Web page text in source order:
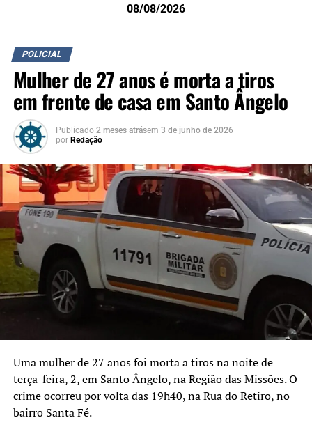
08/08/2026
POLICIAL
Mulher de 27 anos é morta a tiros
em frente de casa em Santo Ângelo
Publicado 2 meses atrásem 3 de junho de 2026
por Redação
Uma mulher de 27 anos foi morta a tiros na noite de
terça-feira, 2, em Santo Ângelo, na Região das Missões. O
crime ocorreu por volta das 19h40, na Rua do Retiro, no
bairro Santa Fé.